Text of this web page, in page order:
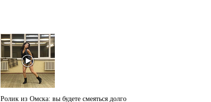
Ролик из Омска: вы будете смеяться долго